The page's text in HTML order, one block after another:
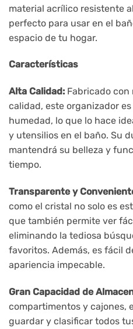
material acrílico resistente
perfecto para usar en el
espacio de tu hogar.
Características
Alta Calidad: Fabricado con
calidad, este organizador
humedad, lo que lo hace
y utensilios en el baño. Su
mantendrá su belleza y
tiempo.
Transparente y
como el cristal no solo es
que también permite ver
eliminando la tediosa
favoritos. Además, es fácil
apariencia impecable.
Gran Capacidad de
compartimentos y cajones,
guardar y clasificar todos